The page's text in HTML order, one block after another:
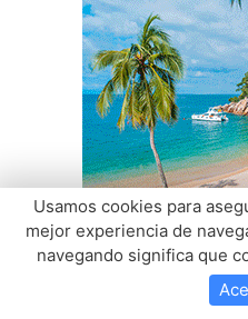
Usamos cookies para
mejor experiencia de
navegando significa que